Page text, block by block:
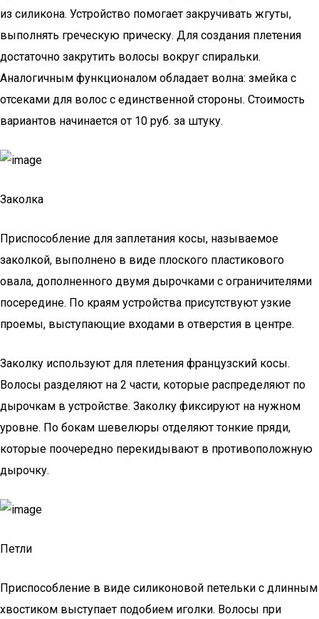
из силикона. Устройство помогает закручивать жгуты,
выполнять греческую прическу. Для создания плетения
достаточно закрутить волосы вокруг спиральки.
Аналогичным функционалом обладает волна: змейка с
отсеками для волос с единственной стороны. Стоимость
вариантов начинается от 10 руб. за штуку.
Заколка
Приспособление для заплетания косы, называемое
заколкой, выполнено в виде плоского пластикового
овала, дополненного двумя дырочками с ограничителями
посередине. По краям устройства присутствуют узкие
проемы, выступающие входами в отверстия в центре.
Заколку используют для плетения французский косы.
Волосы разделяют на 2 части, которые распределяют по
дырочкам в устройстве. Заколку фиксируют на нужном
уровне. По бокам шевелюры отделяют тонкие пряди,
которые поочередно перекидывают в противоположную
дырочку.
Петли
Приспособление в виде силиконовой петельки с длинным
хвостиком выступает подобием иголки. Волосы при